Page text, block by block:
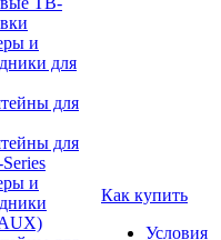
и
для
для
для
и
Как купить
Условия